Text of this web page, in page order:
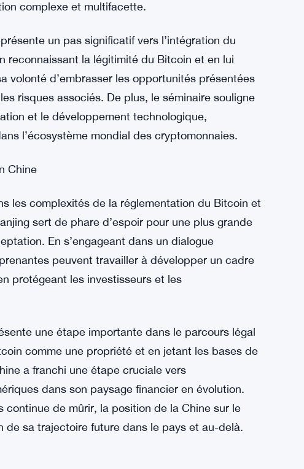
est la détermination de la valeur du Bitcoin,
parmi les décideurs et les universitaires. Alors
Bitcoin en tant que propriété, déterminer sa
tels que la volatilité du marché, l’incertitude
jouent tous un rôle dans la détermination
complexe et multifacette.
un pas significatif vers l’intégration du
volonté d’embrasser les opportunités présentées
risques associés. De plus, le séminaire souligne
et le développement technologique,
l’écosystème mondial des cryptomonnaies.
les complexités de la réglementation du Bitcoin et
sert de phare d’espoir pour une plus grande
En s’engageant dans un dialogue
peuvent travailler à développer un cadre
protégeant les investisseurs et les
une étape importante dans le parcours légal